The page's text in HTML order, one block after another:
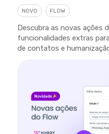
NOVO FLOW
Descubra as novas ações
funcionalidades extras
de contatos e